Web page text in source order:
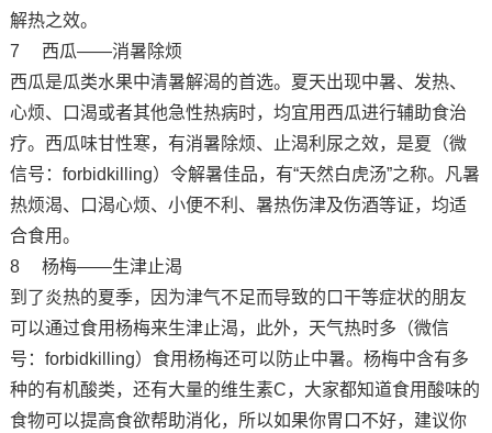
解热之效。
7 西瓜——消暑除烦
西瓜是瓜类水果中清暑解渴的首选。夏天出现中暑、发热、
心烦、口渴或者其他急性热病时，均宜用西瓜进行辅助食治
疗。西瓜味甘性寒，有消暑除烦、止渴利尿之效，是夏（微
信号：forbidkilling）令解暑佳品，有“天然白虎汤”之称。凡暑
热烦渴、口渴心烦、小便不利、暑热伤津及伤酒等证，均适
合食用。
8 杨梅——生津止渴
到了炎热的夏季，因为津气不足而导致的口干等症状的朋友
可以通过食用杨梅来生津止渴，此外，天气热时多（微信
号：forbidkilling）食用杨梅还可以防止中暑。杨梅中含有多
种的有机酸类，还有大量的维生素C，大家都知道食用酸味的
食物可以提高食欲帮助消化，所以如果你胃口不好，建议你